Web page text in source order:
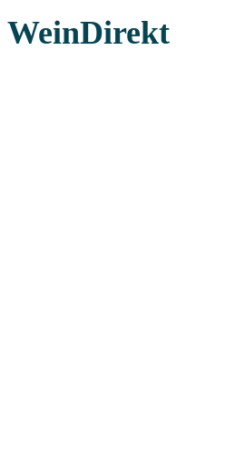
WeinDirekt